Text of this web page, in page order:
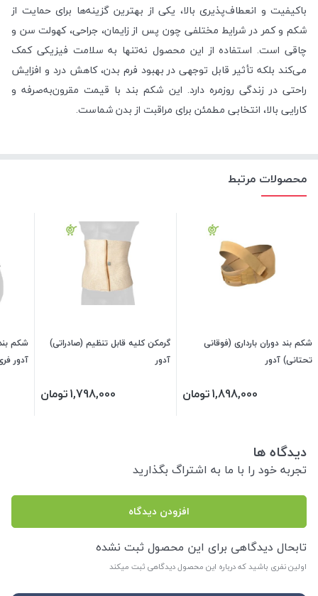
باکیفیت و انعطاف‌پذیری بالا، یکی از بهترین گزینه‌ها برای حمایت از
شکم و کمر در شرایط مختلفی چون پس از زایمان، جراحی، کهولت سن و
چاقی است. استفاده از این محصول نه‌تنها به سلامت فیزیکی کمک
می‌کند بلکه تأثیر قابل توجهی در بهبود فرم بدن، کاهش درد و افزایش
راحتی در زندگی روزمره دارد. این شکم بند با قیمت مقرون‌به‌صرفه و
کارایی بالا، انتخابی مطمئن برای مراقبت از بدن شماست.
محصولات مرتبط
شکم بند دوران بارداری (فوقانی
تحتانی) آدور
1,898,000تومان
گرمکن کلیه قابل تنظیم (صادراتی)
آدور
1,798,000تومان
شکم
آدور فری
دیدگاه ها
تجربه خود را با ما به اشتراگ بگذارید
افزودن دیدگاه
تابحال دیدگاهی برای این محصول ثبت نشده
اولین نفری باشید که درباره این محصول دیدگاهی ثبت میکند